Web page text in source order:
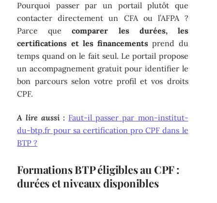
Pourquoi passer par un portail plutôt que
contacter directement un CFA ou l’AFPA ?
Parce quecomparer les durées, les
certifications et les financements prend du
temps quand on le fait seul. Le portail propose
un accompagnement gratuit pour identifier le
bon parcours selon votre profil et vos droits
CPF.
A lire aussi : Faut-il passer par mon-institut-
du-btp.fr pour sa certification pro CPF dans le
BTP ?
Formations BTP éligibles au CPF :
durées et niveaux disponibles